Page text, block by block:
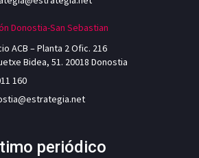
Donostia-San Sebastian
ACB – Planta 2 Ofic. 216
Bidea, 51. 20018 Donostia
160
periódico